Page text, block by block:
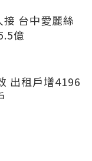
台中愛麗絲
億
出租戶增4196